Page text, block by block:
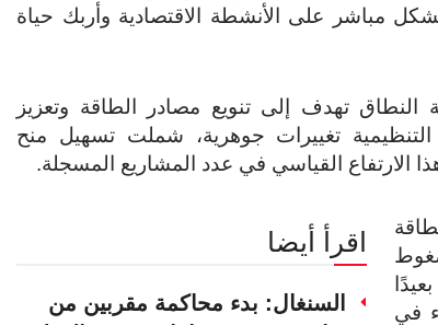
مباشر على الأنشطة الاقتصادية وأربك حياة
تهدف إلى تنويع مصادر الطاقة وتعزيز
التنظيمية تغييرات جوهرية، شملت تسهيل منح
الارتفاع القياسي في عدد المشاريع المسجلة.
اقرأ أيضا
السنغال: بدء محاكمة مقربين من
في